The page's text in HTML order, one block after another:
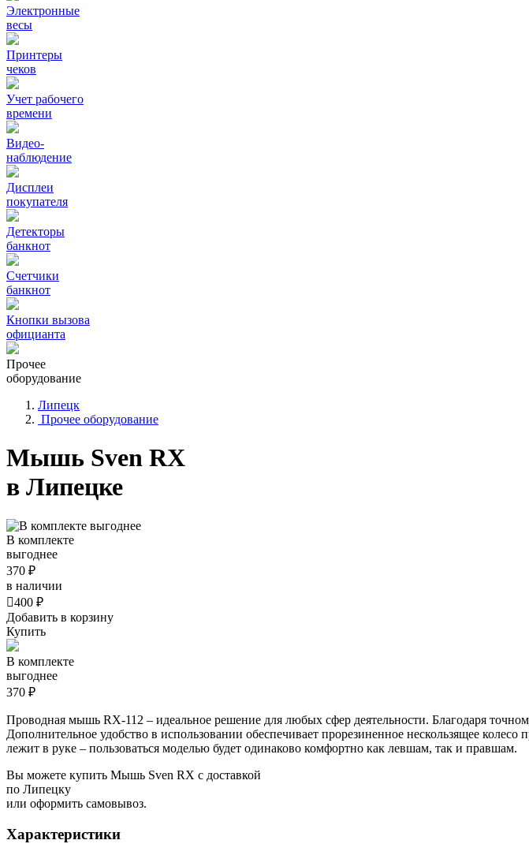
Электронные
весы
Принтеры
чеков
Учет рабочего
времени
Видео‑
наблюдение
Дисплеи
покупателя
Детекторы
банкнот
Счетчики
банкнот
Кнопки вызова
официанта
Прочее
оборудование
Липецк
Прочее оборудование
Мышь Sven RX
в Липецке
В комплекте
выгоднее
370 ₽
в наличии
400 ₽
Добавить в корзину
Купить
В комплекте
выгоднее
370 ₽
Проводная мышь RX-112 – идеальное решение для любых сфер деятельности. Благодаря
Дополнительное удобство в использовании обеспечивает прорезиненное нескользящее
лежит в руке – пользоваться моделью будет одинаково комфортно как левшам, так и правшам.
Вы можете купить Мышь Sven RX с доставкой
по Липецку
или оформить самовывоз.
Характеристики